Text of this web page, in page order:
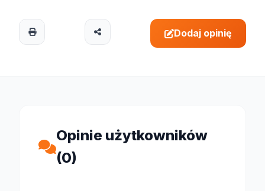
Dodaj opinię
Opinie użytkowników
(0)